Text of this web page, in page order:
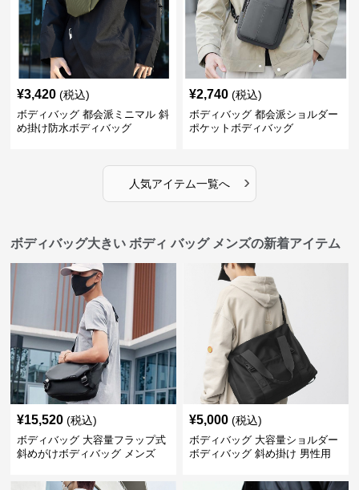
¥3,420 (税込)
ボディバッグ 都会派ミニマル 斜
め掛け防水ボディバッグ
¥2,740 (税込)
ボディバッグ 都会派ショルダー
ポケットボディバッグ
人気アイテム一覧へ ›
ボディバッグ大きい ボディ バッグ メンズの新着アイテム
¥15,520 (税込)
ボディバッグ 大容量フラップ式
斜めがけボディバッグ メンズ
¥5,000 (税込)
ボディバッグ 大容量ショルダー
ボディバッグ 斜め掛け 男性用